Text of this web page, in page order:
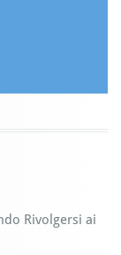
Rivolgersi ai